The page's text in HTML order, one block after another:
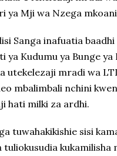
ya Mji wa Nzega
Sanga inafuatia baadhi
ya Kudumu ya Bunge ya
utekelezaji mradi wa
mbalimbali nchini
hati milki za ardhi.
tuwahakikishie sisi
tuliokusudia kukamilisha